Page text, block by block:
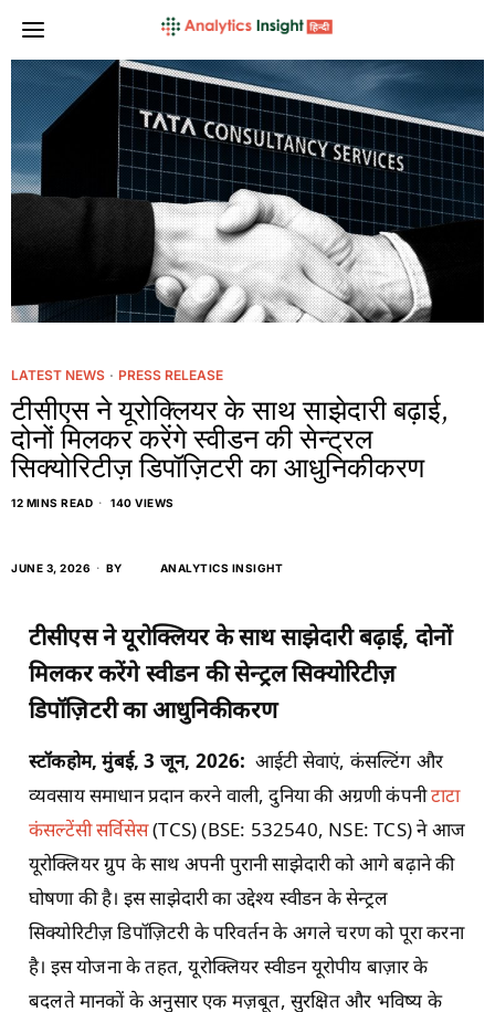
LATEST NEWS · PRESS RELEASE
टीसीएस ने यूरोक्लियर के साथ साझेदारी बढ़ाई,
दोनों मिलकर करेंगे स्वीडन की सेन्ट्रल
सिक्योरिटीज़ डिपॉज़िटरी का आधुनिकीकरण
12 MINS READ 140 VIEWS
JUNE 3, 2026 BY ANALYTICS INSIGHT
टीसीएसनेयूरोक्लियरकेसाथसाझेदारीबढ़ाई, दोनों
मिलकरकरेंगेस्वीडनकीसेन्ट्रलसिक्योरिटीज़
डिपॉज़िटरीकाआधुनिकीकरण
स्टॉकहोम,मुंबई, 3 जून, 2026:आईटी सेवाएं, कंसल्टिंग और
व्यवसाय समाधान प्रदान करने वाली, दुनिया की अग्रणी कंपनीटाटा
कंसल्टेंसी सर्विसेस(TCS) (BSE: 532540, NSE: TCS) ने आज
यूरोक्लियर ग्रुप के साथ अपनी पुरानी साझेदारी को आगे बढ़ाने की
घोषणा की है। इस साझेदारी का उद्देश्य स्वीडन के सेन्ट्रल
सिक्योरिटीज़ डिपॉज़िटरी के परिवर्तन के अगले चरण को पूरा करना
है। इस योजना के तहत, यूरोक्लियर स्वीडन यूरोपीय बाज़ार के
बदलते मानकों के अनुसार एक मज़बूत, सुरक्षित और भविष्य के